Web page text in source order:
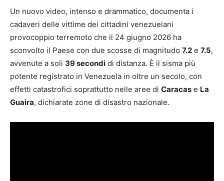
Un nuovo video, intenso e drammatico, documenta i
cadaveri delle vittime dei cittadini venezuelani
provocoppio terremoto che il 24 giugno 2026 ha
sconvolto il Paese con due scosse di magnitudo 7.2 e 7.5,
avvenute a soli 39 secondi di distanza. È il sisma più
potente registrato in Venezuela in oltre un secolo, con
effetti catastrofici soprattutto nelle aree di Caracas e La
Guaira, dichiarate zone di disastro nazionale.